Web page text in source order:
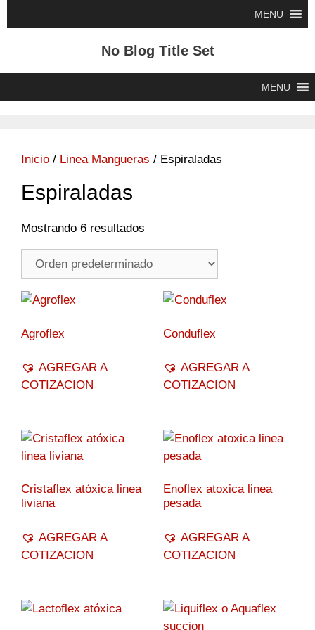
al
MENU
No Blog Title Set
MENU
Inicio / Linea Mangueras / Espiraladas
Espiraladas
Mostrando 6 resultados
Agroflex
AGREGAR A
COTIZACION
Conduflex
AGREGAR A
COTIZACION
Cristaflex atóxica linea
liviana
AGREGAR A
COTIZACION
Enoflex atoxica linea
pesada
AGREGAR A
COTIZACION